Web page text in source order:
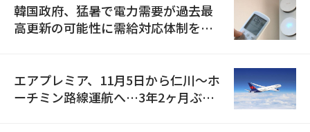
韓国政府、猛暑で電力需要が過去最
高更新の可能性に需給対応体制を点
エアプレミア、11月5日から仁川〜ホ
ーチミン路線運航へ…3年2ヶ月ぶり